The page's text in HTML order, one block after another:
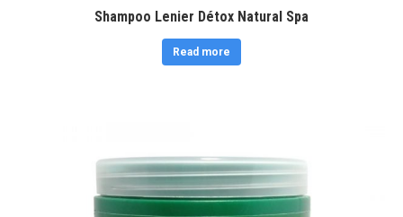
Shampoo Lenier Détox Natural Spa
Read more